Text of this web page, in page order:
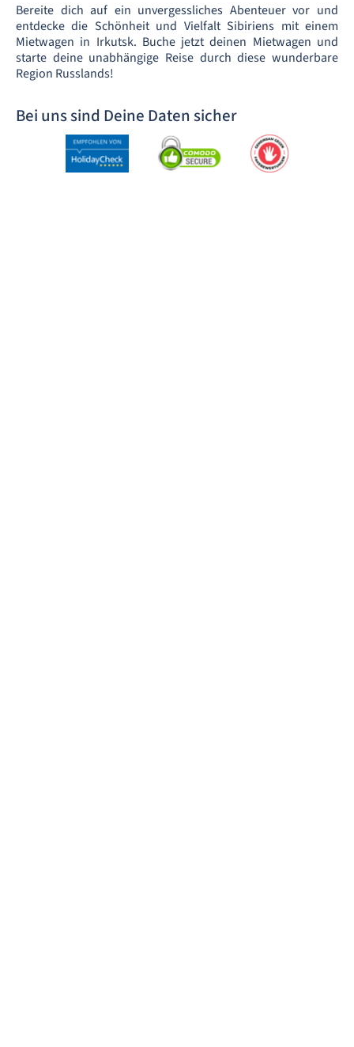
Bereite dich auf ein unvergessliches Abenteuer vor und
entdecke die Schönheit und Vielfalt Sibiriens mit einem
Mietwagen in Irkutsk. Buche jetzt deinen Mietwagen und
starte deine unabhängige Reise durch diese wunderbare
Region Russlands!
Bei uns sind Deine Daten sicher